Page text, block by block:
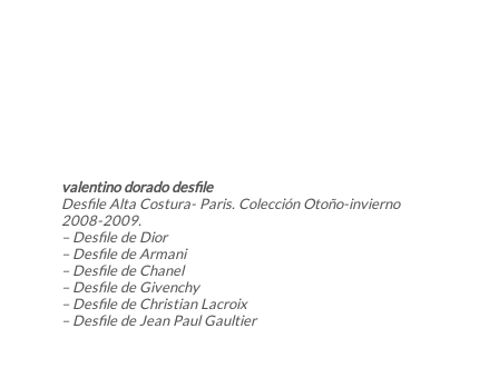
valentino dorado desfile
Desfile Alta Costura- Paris. Colección Otoño-invierno
2008-2009.
– Desfile de Dior
– Desfile de Armani
– Desfile de Chanel
– Desfile de Givenchy
– Desfile de Christian Lacroix
– Desfile de Jean Paul Gaultier